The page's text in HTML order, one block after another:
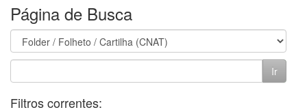
Página de Busca
Filtros correntes: